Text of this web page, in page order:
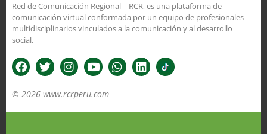
Red de Comunicación Regional – RCR, es una plataforma de
comunicación virtual conformada por un equipo de profesionales
multidisciplinarios vinculados a la comunicación y al desarrollo
social.
© 2026 www.rcrperu.com